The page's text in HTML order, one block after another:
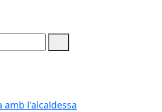
amb l'alcaldessa